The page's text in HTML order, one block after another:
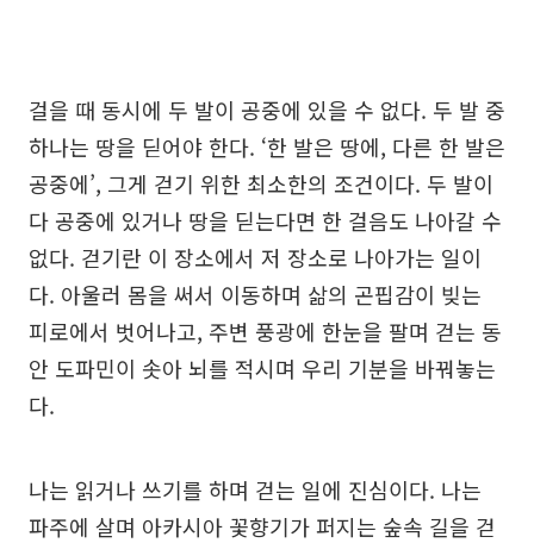
걸을 때 동시에 두 발이 공중에 있을 수 없다. 두 발 중
하나는 땅을 딛어야 한다. ‘한 발은 땅에, 다른 한 발은
공중에’, 그게 걷기 위한 최소한의 조건이다. 두 발이
다 공중에 있거나 땅을 딛는다면 한 걸음도 나아갈 수
없다. 걷기란 이 장소에서 저 장소로 나아가는 일이
다. 아울러 몸을 써서 이동하며 삶의 곤핍감이 빚는
피로에서 벗어나고, 주변 풍광에 한눈을 팔며 걷는 동
안 도파민이 솟아 뇌를 적시며 우리 기분을 바꿔놓는
다.
나는 읽거나 쓰기를 하며 걷는 일에 진심이다. 나는
파주에 살며 아카시아 꽃향기가 퍼지는 숲속 길을 걷